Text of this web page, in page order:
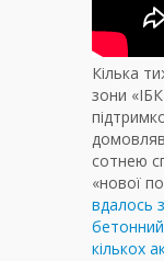
Кілька
зони
сотнею
«нової
вдалось
кількох